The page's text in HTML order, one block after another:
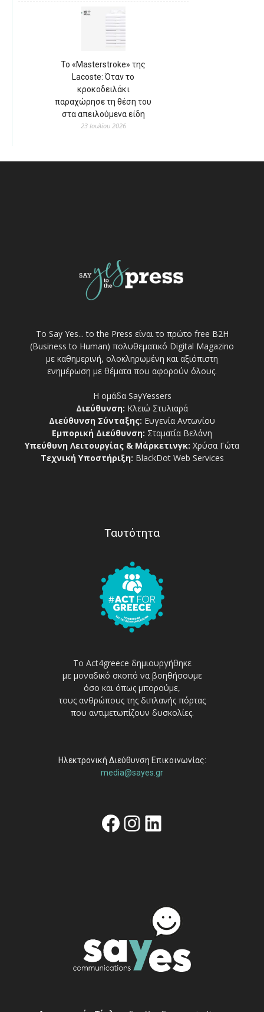
Το «Masterstroke» της
Lacoste: Όταν το
κροκοδειλάκι
παραχώρησε τη θέση του
στα απειλούμενα είδη
23 Ιουλίου 2026
Το Say Yes... to the Press είναι το πρώτο free Β2Η
(Business to Human) πολυθεματικό Digital Magazino
με καθημερινή, ολοκληρωμένη και αξιόπιστη
ενημέρωση με θέματα που αφορούν όλους.
Η ομάδα SayYessers
Διεύθυνση: Κλειώ Στυλιαρά
Διεύθυνση Σύνταξης: Ευγενία Αντωνίου
Εμπορική Διεύθυνση: Σταματία Βελάνη
Υπεύθυνη Λειτουργίας & Μάρκετινγκ: Χρύσα Γώτα
Τεχνική Υποστήριξη: BlackDot Web Services
Ταυτότητα
Το Act4greece δημιουργήθηκε
με μοναδικό σκοπό να βοηθήσουμε
όσο και όπως μπορούμε,
τους ανθρώπους της διπλανής πόρτας
που αντιμετωπίζουν δυσκολίες.
Ηλεκτρονική Διεύθυνση Επικοινωνίας:
media@sayes.gr
Facebook
Instagram
Linkedin